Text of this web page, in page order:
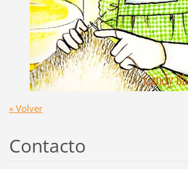
« Volver
Contacto